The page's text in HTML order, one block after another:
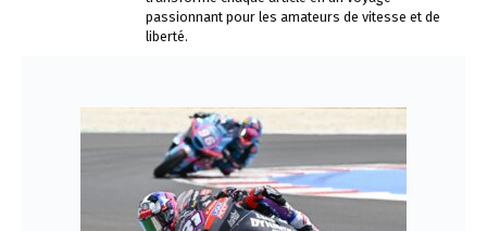
passionnant pour les amateurs de vitesse et de
liberté.